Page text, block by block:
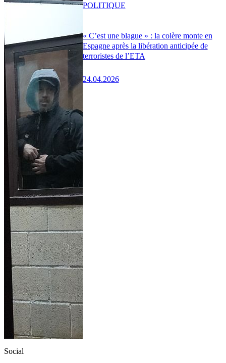
« C’est une blague » : la colère monte en
Espagne après la libération anticipée de
terroristes de l’ETA
24.04.2026
POLITIQUE
Social